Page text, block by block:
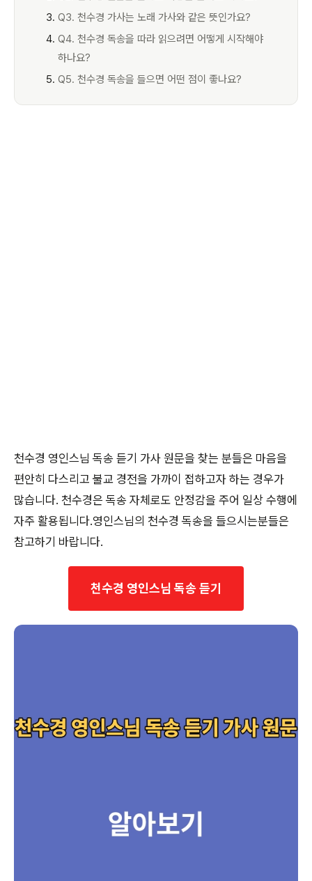
Q3. 천수경 가사는 노래 가사와 같은 뜻인가요?
Q4. 천수경 독송을 따라 읽으려면 어떻게 시작해야
하나요?
Q5. 천수경 독송을 들으면 어떤 점이 좋나요?
천수경 영인스님 독송 듣기 가사 원문을 찾는 분들은 마음을
편안히 다스리고 불교 경전을 가까이 접하고자 하는 경우가
많습니다. 천수경은 독송 자체로도 안정감을 주어 일상 수행에
자주 활용됩니다.영인스님의 천수경 독송을 들으시는분들은
참고하기 바랍니다.
천수경 영인스님 독송 듣기